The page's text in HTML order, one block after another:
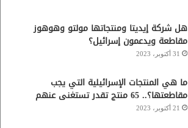
هل شركة إيديتا ومنتجاتها مولتو وهوهوز
مقاطعة ويدعمون إسرائيل؟
31 أكتوبر، 2023
ما هي المنتجات الإسرائيلية التي يجب
مقاطعتها؟.. 65 منتج تقدر تستغنى عنهم
21 أكتوبر، 2023